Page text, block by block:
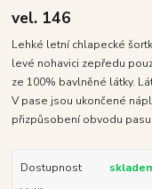
vel. 146
Lehké letní chlapecké
levé nohavici zepředu
ze 100% bavlněné látky.
V pase jsou ukončené
přizpůsobení obvodu
Dostupnost